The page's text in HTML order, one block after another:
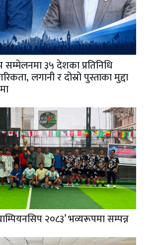
३५ देशका प्रतिनिधि
लगानी र दोस्रो पुस्ताका मुद्दा
२०८३’ भव्यरूपमा सम्पन्न